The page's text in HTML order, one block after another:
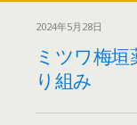
2024年5月28日
ミツワ梅垣
り組み